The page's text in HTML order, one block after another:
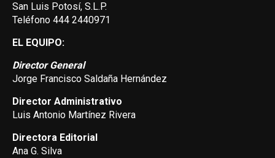
San Luis Potosí, S.L.P.
Teléfono 444 2440971
EL EQUIPO:
Director General
Jorge Francisco Saldaña Hernández
Director Administrativo
Luis Antonio Martínez Rivera
Directora Editorial
Ana G. Silva